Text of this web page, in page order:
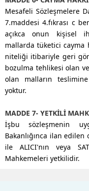
Mesafeli Sözleşmelere
7.maddesi 4.fıkrası c
açıkca onun kişisel
mallarda tüketici cayma
niteliği itibariyle geri
bozulma tehlikesi olan
olan malların
yoktur.
MADDE 7- YETKİLİ
İşbu sözleşmenin
Bakanlığınca ilan
ile ALICI'nın veya
Mahkemeleri yetkilidir.